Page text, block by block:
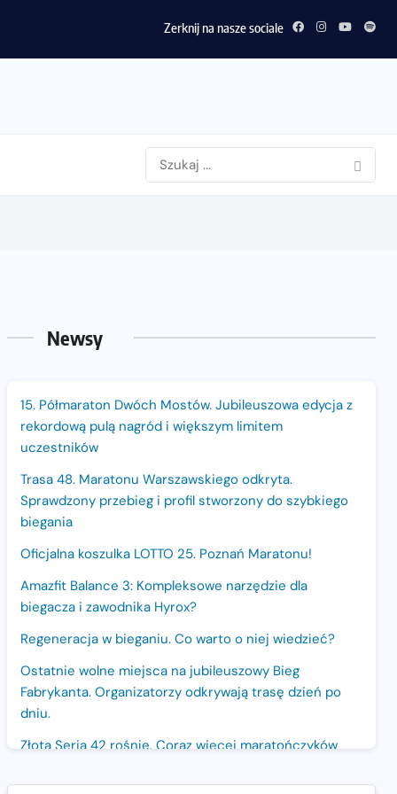
Zerknij na nasze sociale
Newsy
15. Półmaraton Dwóch Mostów. Jubileuszowa edycja z
rekordową pulą nagród i większym limitem
uczestników
Trasa 48. Maratonu Warszawskiego odkryta.
Sprawdzony przebieg i profil stworzony do szybkiego
biegania
Oficjalna koszulka LOTTO 25. Poznań Maratonu!
Amazfit Balance 3: Kompleksowe narzędzie dla
biegacza i zawodnika Hyrox?
Regeneracja w bieganiu. Co warto o niej wiedzieć?
Ostatnie wolne miejsca na jubileuszowy Bieg
Fabrykanta. Organizatorzy odkrywają trasę dzień po
dniu.
Złota Seria 42 rośnie. Coraz więcej maratończyków
Polsce